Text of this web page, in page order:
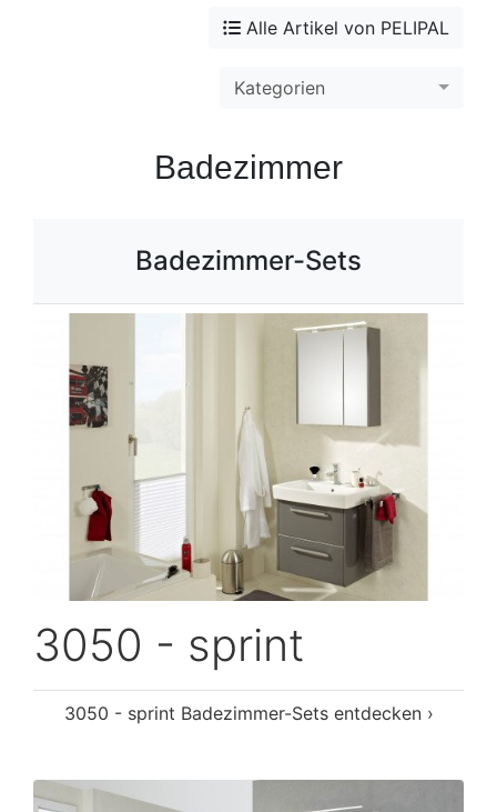
Alle Artikel von PELIPAL
Kategorien
Badezimmer
Badezimmer-Sets
3050 - sprint
3050 - sprint Badezimmer-Sets entdecken ›